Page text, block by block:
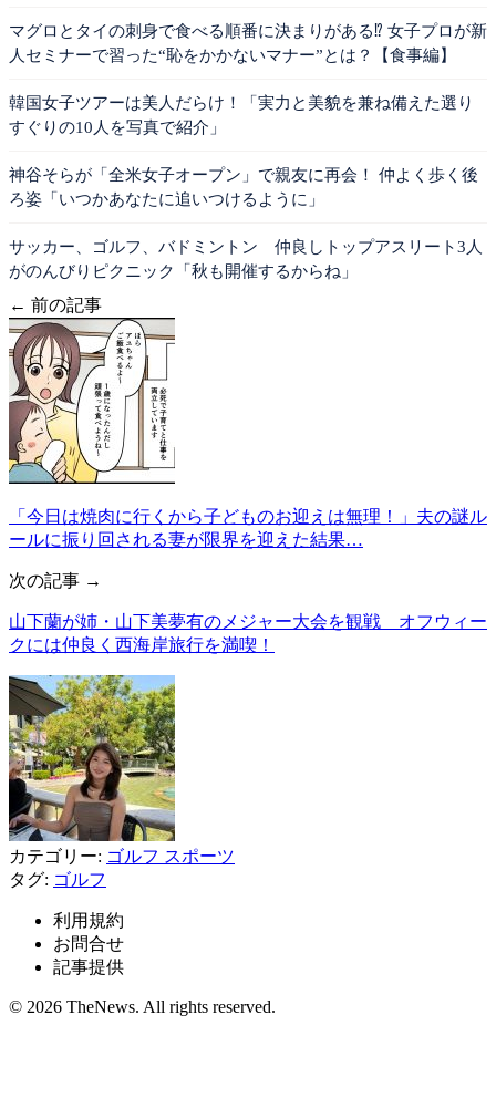
マグロとタイの刺身で食べる順番に決まりがある⁉ 女子プロが新
人セミナーで習った“恥をかかないマナー”とは？【食事編】
韓国女子ツアーは美人だらけ！「実力と美貌を兼ね備えた選り
すぐりの10人を写真で紹介」
神谷そらが「全米女子オープン」で親友に再会！ 仲よく歩く後
ろ姿「いつかあなたに追いつけるように」
サッカー、ゴルフ、バドミントン 仲良しトップアスリート3人
がのんびりピクニック「秋も開催するからね」
← 前の記事
「今日は焼肉に行くから子どものお迎えは無理！」夫の謎ル
ールに振り回される妻が限界を迎えた結果…
次の記事 →
山下蘭が姉・山下美夢有のメジャー大会を観戦 オフウィー
クには仲良く西海岸旅行を満喫！
カテゴリー: ゴルフ スポーツ
タグ: ゴルフ
利用規約
お問合せ
記事提供
© 2026 TheNews. All rights reserved.